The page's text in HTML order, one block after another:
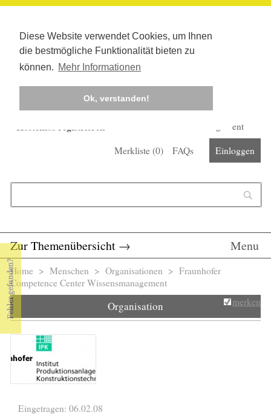
Diese Website verwendet Cookies, um Ihnen
die bestmögliche Funktionalität bieten zu
können. Mehr Informationen
Ok, verstanden!
Kostenlos registrieren
Corona-Management
Merkliste (0) FAQs Einloggen
Zur Themenübersicht → Menu
Sie sind hier
Home > Menschen > Organisationen > Fraunhofer
Competence Center Wissensmanagement
Organisation merken
Eingetragen: 06.02.08